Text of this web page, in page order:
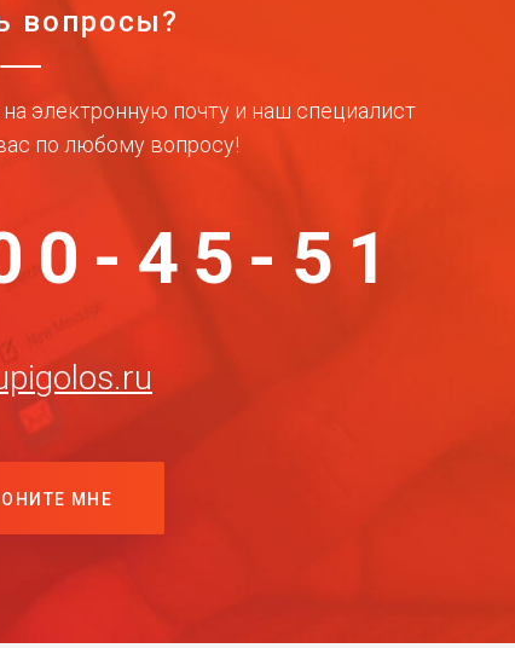
вопросы?
электронную почту и наш специалист
по любому вопросу!
45-51
МНЕ